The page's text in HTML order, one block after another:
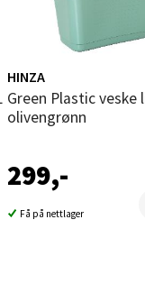
HINZA
Green Plastic veske liten 7,5L
olivengrønn
299,-
Få på nettlager